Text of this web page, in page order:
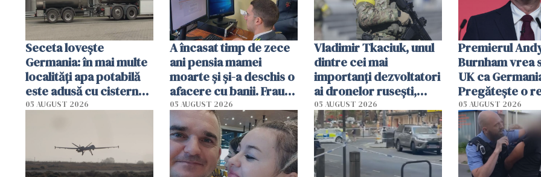
Seceta lovește
Germania: în mai multe
localități apa potabilă
este adusă cu cisterna
de lapte. Autoritățile
05 AUGUST 2026
A încasat timp de zece
ani pensia mamei
moarte și și-a deschis o
afacere cu banii. Frauda
de 230.000 de euro,
descoperită de
autorități
05 AUGUST 2026
Vladimir Tkaciuk, unul
dintre cei mai
importanți dezvoltatori
ai dronelor rusești,
grav rănit într-un
atentat cu bombă
05 AUGUST 2026
Premierul
Burnham vrea
UK ca
Pregătește o
radicală și
urma să se
Londra
05 AUGUST 2026